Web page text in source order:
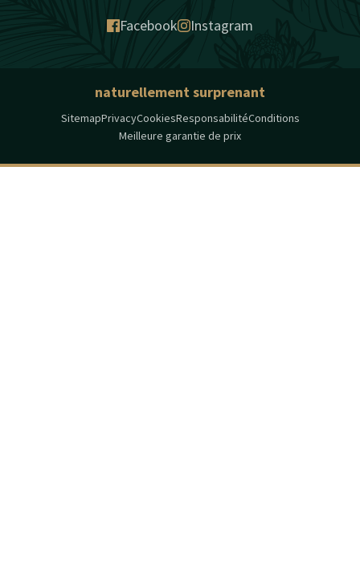
Facebook Instagram
naturellement surprenant
SitemapPrivacyCookiesResponsabilitéConditions
Meilleure garantie de prix